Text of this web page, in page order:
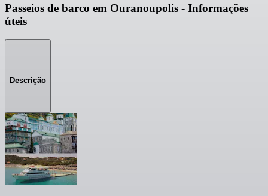
Passeios de barco em Ouranoupolis - Informações
úteis
Descrição